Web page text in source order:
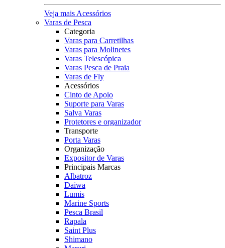
Veja mais Acessórios
Varas de Pesca
Categoria
Varas para Carretilhas
Varas para Molinetes
Varas Telescópica
Varas Pesca de Praia
Varas de Fly
Acessórios
Cinto de Apoio
Suporte para Varas
Salva Varas
Protetores e organizador
Transporte
Porta Varas
Organização
Expositor de Varas
Principais Marcas
Albatroz
Daiwa
Lumis
Marine Sports
Pesca Brasil
Rapala
Saint Plus
Shimano